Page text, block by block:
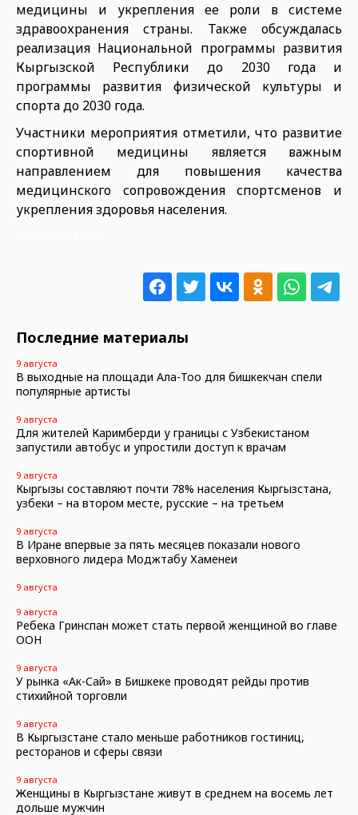
медицины и укрепления ее роли в системе
здравоохранения страны. Также обсуждалась
реализация Национальной программы развития
Кыргызской Республики до 2030 года и
программы развития физической культуры и
спорта до 2030 года.
Участники мероприятия отметили, что развитие
спортивной медицины является важным
направлением для повышения качества
медицинского сопровождения спортсменов и
укрепления здоровья населения.
Последние материалы
9 августа
В выходные на площади Ала-Тоо для бишкекчан спели
популярные артисты
9 августа
Для жителей Каримберди у границы с Узбекистаном
запустили автобус и упростили доступ к врачам
9 августа
Кыргызы составляют почти 78% населения Кыргызстана,
узбеки – на втором месте, русские – на третьем
9 августа
В Иране впервые за пять месяцев показали нового
верховного лидера Моджтабу Хаменеи
9 августа
9 августа
Ребека Гринспан может стать первой женщиной во главе
ООН
9 августа
У рынка «Ак-Сай» в Бишкеке проводят рейды против
стихийной торговли
9 августа
В Кыргызстане стало меньше работников гостиниц,
ресторанов и сферы связи
9 августа
Женщины в Кыргызстане живут в среднем на восемь лет
дольше мужчин